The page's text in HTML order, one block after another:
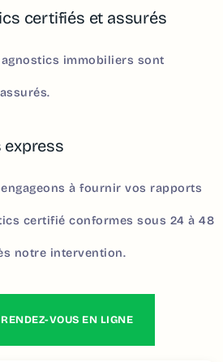
certifiés et assurés
immobiliers sont
express
à fournir vos rapports
certifié conformes sous 24 à 48
notre intervention.
VOUS EN LIGNE